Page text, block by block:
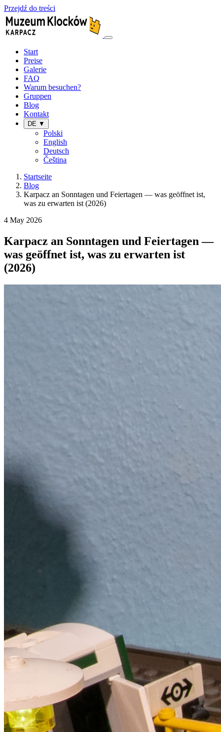
Przejdź do treści
Start
Preise
Galerie
FAQ
Warum besuchen?
Gruppen
Blog
Kontakt
DE ▼
Polski
English
Deutsch
Čeština
Startseite
Blog
Karpacz an Sonntagen und Feiertagen — was geöffnet ist,
was zu erwarten ist (2026)
4 May 2026
Karpacz an Sonntagen und Feiertagen —
was geöffnet ist, was zu erwarten ist
(2026)